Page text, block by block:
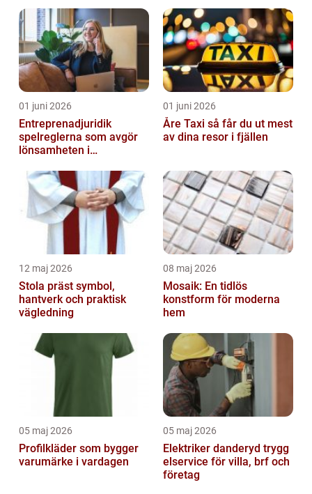
01 juni 2026
Entreprenadjuridik
spelreglerna som avgör
lönsamheten i
01 juni 2026
Åre Taxi så får du ut mest
av dina resor i fjällen
12 maj 2026
Stola präst symbol,
hantverk och praktisk
vägledning
08 maj 2026
Mosaik: En tidlös
konstform för moderna
hem
05 maj 2026
Profilkläder som bygger
varumärke i vardagen
05 maj 2026
Elektriker danderyd trygg
elservice för villa, brf och
företag